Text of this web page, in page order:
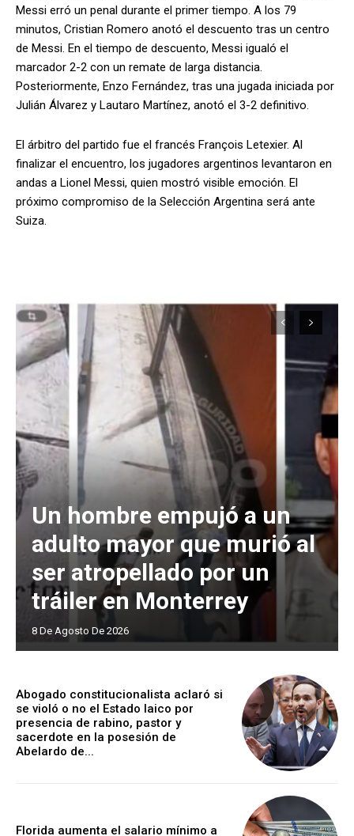
Messi erró un penal durante el primer tiempo. A los 79
minutos, Cristian Romero anotó el descuento tras un centro
de Messi. En el tiempo de descuento, Messi igualó el
marcador 2-2 con un remate de larga distancia.
Posteriormente, Enzo Fernández, tras una jugada iniciada por
Julián Álvarez y Lautaro Martínez, anotó el 3-2 definitivo.
El árbitro del partido fue el francés François Letexier. Al
finalizar el encuentro, los jugadores argentinos levantaron en
andas a Lionel Messi, quien mostró visible emoción. El
próximo compromiso de la Selección Argentina será ante
Suiza.
Un hombre empujó a un
adulto mayor que murió al
ser atropellado por un
tráiler en Monterrey
8 De Agosto De 2026
Abogado constitucionalista aclaró si
se violó o no el Estado laico por
presencia de rabino, pastor y
sacerdote en la posesión de
Abelardo de...
Florida aumenta el salario mínimo a